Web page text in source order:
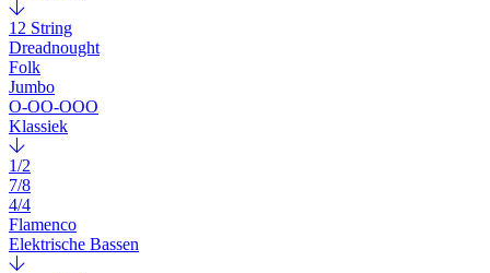
12 String
Dreadnought
Folk
Jumbo
O-OO-OOO
Klassiek
1/2
7/8
4/4
Flamenco
Elektrische Bassen